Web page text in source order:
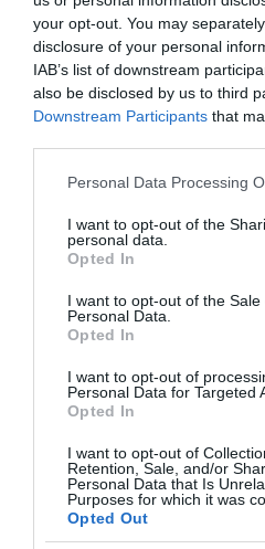
your opt-out. You may
disclosure of your personal
IAB’s list of downstream
also be disclosed by us to third
Downstream Participants that
Please note that this website/
not limited to your visit or usage
grant or deny consent to
use your data for below
consent section.
Personal Data Processing
I want to opt-out of the
personal data.
Opted In
I want to opt-out of the Sale
Personal Data.
Opted In
I want to opt-out of
Personal Data for Targeted
Opted In
I want to opt-out of
Retention, Sale, and/or
Personal Data that Is
Purposes for which it was
Opted Out
Tags:Mad Video Music
Awards από τη ΔΕΗ,
ΤΥΠΟΛΟΓΙΕΣ
Η διαφθορά
τελευταίες μέρες την
με τα…